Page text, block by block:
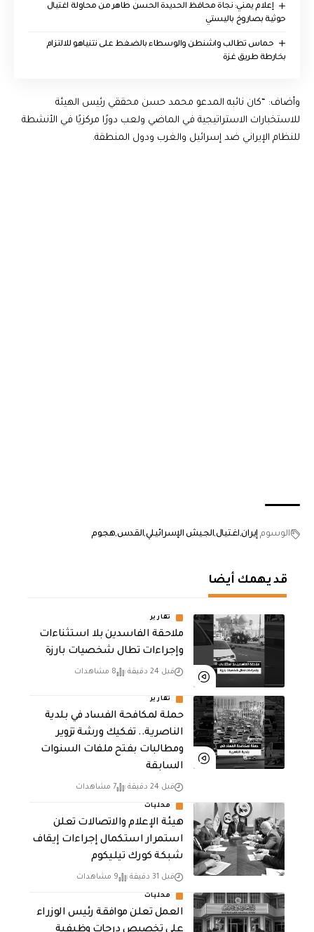
إعلام يمني: نجاة محافظ الحديدة الحسن طاهر من محاولة اغتيال
حوثية بصاروخ باليستي
حماس تطالب واشنطن والوسطاء بالضغط على نتنياهو للالتزام
بخارطة طريق غزة
وأضاف: “كان نائبه المدعو محمد حسن محققي رئيس الهيئة
للاستخبارات الاستراتيجية في الماضي ولعب دورًا مركزيًا في الأنشطة
للنظام الإيراني ضد إسرائيل والغرب ودول المنطقة.
الوسوم إيران اغتيالالجيش الإسرائيليالقدسهجوم
قد يهمك أيضا
تقارير
ملاحقة الفاسدين بلا استثناءات
وإجراءات تطال شخصيات بارزة
قبل 24 دقيقة 8 مشاهدات
تقارير
حملة لمكافحة الفساد في بلدية
الناصرية.. تفكيك ورشة تزوير
ومطالبات بفتح ملفات السنوات
السابقة
قبل 24 دقيقة 7 مشاهدات
محليات
هيئة الإعلام والاتصالات تعلن
استمرار استكمال إجراءات إيقاف
شبكة كورك تيليكوم
قبل 31 دقيقة 9 مشاهدات
محليات
العمل تعلن موافقة رئيس الوزراء